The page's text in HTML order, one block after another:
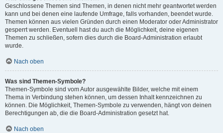
Geschlossene Themen sind Themen, in denen nicht mehr geantwortet werden
kann und bei denen eine laufende Umfrage, falls vorhanden, beendet wurde.
Themen können aus vielen Gründen durch einen Moderator oder Administrator
gesperrt werden. Eventuell hast du auch die Möglichkeit, deine eigenen
Themen zu schließen, sofern dies durch die Board-Administration erlaubt
wurde.
Nach oben
Was sind Themen-Symbole?
Themen-Symbole sind vom Autor ausgewählte Bilder, welche mit einem
Thema in Verbindung stehen können, um dessen Inhalt kennzeichnen zu
können. Die Möglichkeit, Themen-Symbole zu verwenden, hängt von deinen
Berechtigungen ab, die die Board-Administration gesetzt hat.
Nach oben